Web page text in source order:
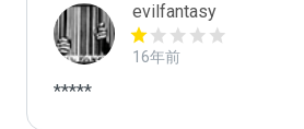
evilfantasy
16年前
*****